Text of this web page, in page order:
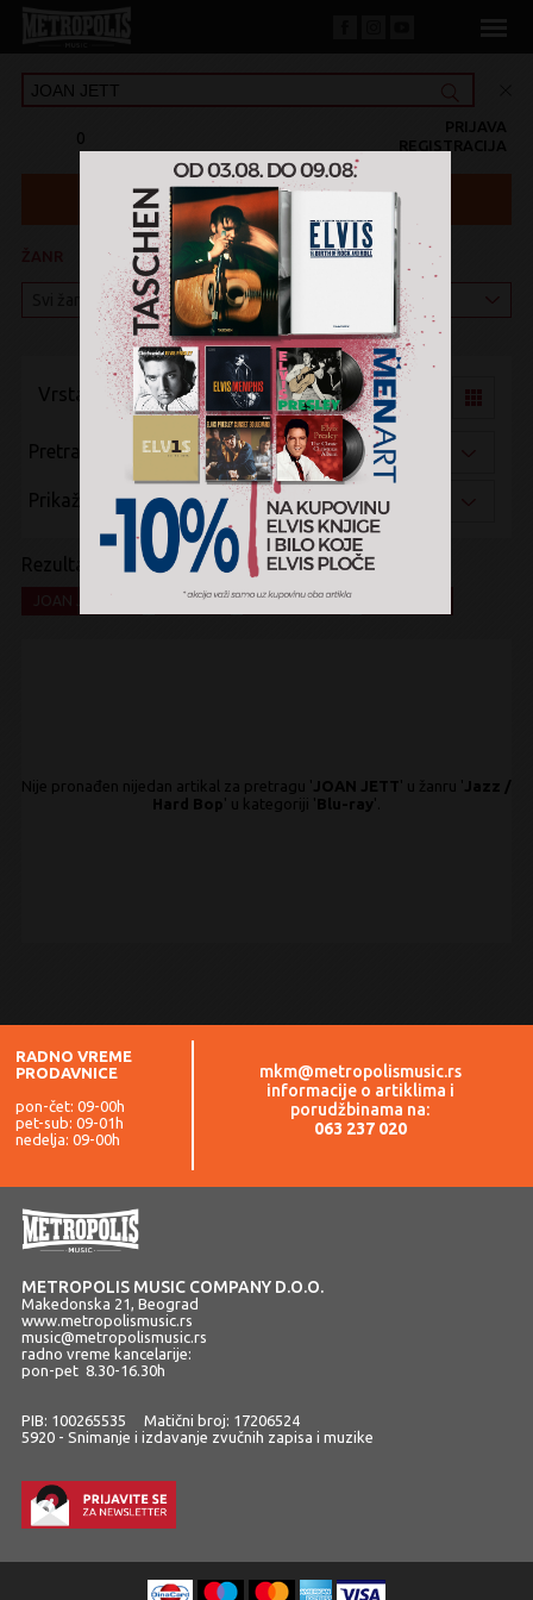
0 REGISTRACIJA
PRIJAVA
KATEGORIJA
Vrsta pregleda:
Pretraži po:
Prikaži po:
Rezultati pretrage:
Jazz x Hard Bop x
Nije pronađen nijedan artikal za pretragu ' JOAN JETT' u žanru ' Jazz /
Hard Bop' u kategoriji 'Blu-ray'.
RADNO VREME
PRODAVNICE
pon-čet: 09-00h
pet-sub: 09-01h
nedelja: 09-00h
mkm@metropolismusic.rs
informacije o artiklima i
porudžbinama na:
063 237 020
METROPOLIS MUSIC COMPANY D.O.O.
Makedonska 21, Beograd
www.metropolismusic.rs
music@metropolismusic.rs
radno vreme kancelarije:
pon-pet 8.30-16.30h
PIB: 100265535 Matični broj: 17206524
5920 - Snimanje i izdavanje zvučnih zapisa i muzike